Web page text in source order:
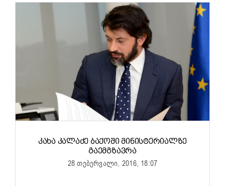
ᲙᲐᲮᲐ ᲙᲐᲚᲐᲫᲔ ᲑᲐᲥᲝᲨᲘ ᲛᲘᲜᲘᲡᲢᲔᲠᲘᲐᲚᲖᲔ
ᲒᲐᲔᲛᲒᲖᲐᲕᲠᲐ
28 თებერვალი, 2016, 18:07